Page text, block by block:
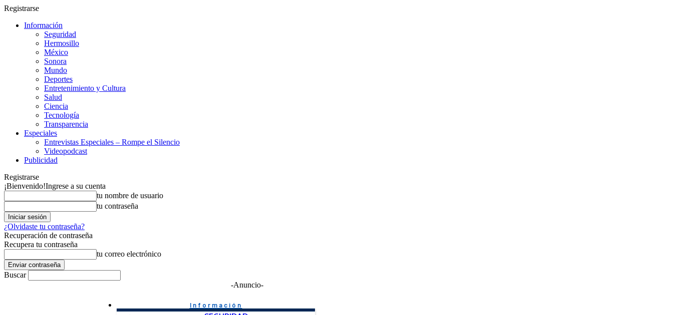
Registrarse
Información
Seguridad
Hermosillo
México
Sonora
Mundo
Deportes
Entretenimiento y Cultura
Salud
Ciencia
Tecnología
Transparencia
Especiales
Entrevistas Especiales – Rompe el Silencio
Videopodcast
Publicidad
Registrarse
¡Bienvenido!Ingrese a su cuenta
tu nombre de usuario
tu contraseña
¿Olvidaste tu contraseña?
Recuperación de contraseña
Recupera tu contraseña
tu correo electrónico
Buscar
-Anuncio-
Información